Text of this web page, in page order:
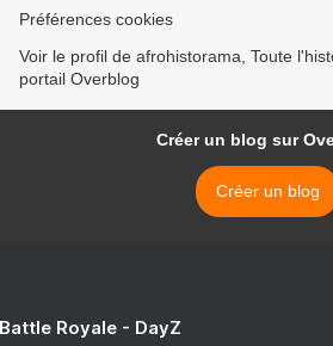
Préférences cookies
Voir le profil de afrohistorama, Toute
portail Overblog
Créer un blog sur
Créer un blog
Royale - DayZ